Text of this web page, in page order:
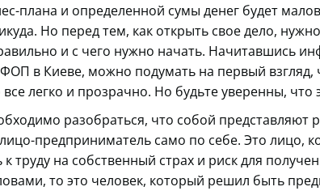
плана и определенной сумы денег будет
Но перед тем, как открыть свое дело,
и с чего нужно начать. Начитавшись
в Киеве, можно подумать на первый взгляд,
все легко и прозрачно. Но будьте уверенны, что
разобраться, что собой представляют
предприниматель само по себе. Это лицо,
к труду на собственный страх и риск для
то это человек, который решил быть